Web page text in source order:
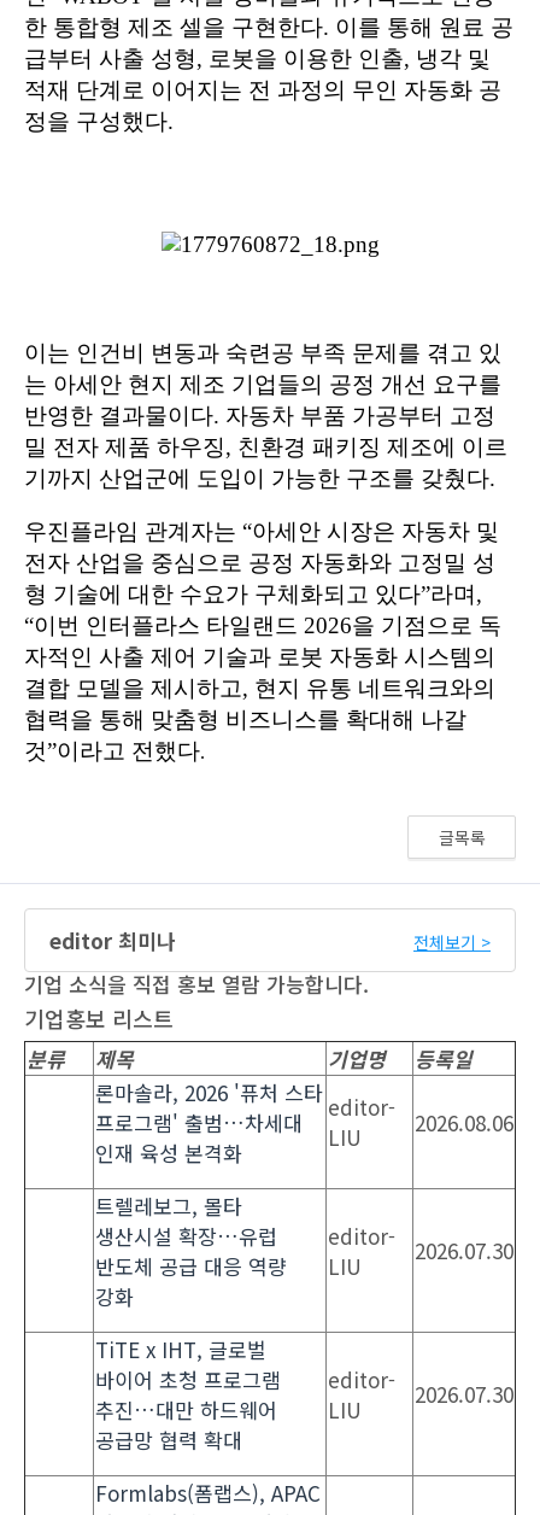
글목록
editor 최미나 전체보기 >
기업 소식을 직접 홍보 열람 가능합니다.
기업홍보 리스트
분류 제목 기업명
등록일
론마솔라, 2026 '퓨처 스타
프로그램' 출범…차세대
인재 육성 본격화
editor-
LIU
2026.08.06
트렐레보그, 몰타
생산시설 확장…유럽
반도체 공급 대응 역량
강화
editor-
LIU
2026.07.30
TiTE x IHT, 글로벌
바이어 초청 프로그램
추진…대만 하드웨어
공급망 협력 확대
editor-
LIU
2026.07.30
Formlabs(폼랩스), APAC